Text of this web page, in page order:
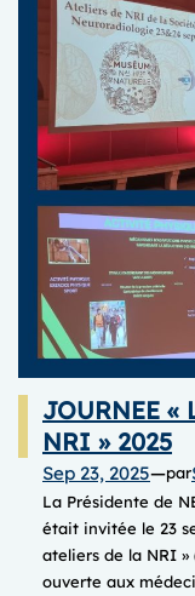
JOURNEE «
NRI » 2025
Sep 23, 2025—par
La Présidente de
était invitée le 23
ateliers de la NRI
ouverte aux